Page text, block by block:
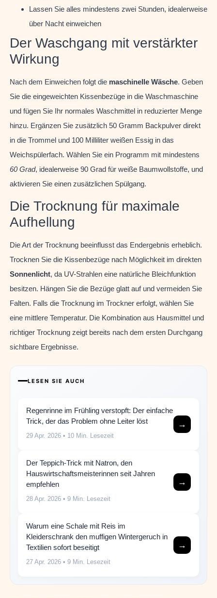
Lassen Sie alles mindestens zwei Stunden, idealerweise
über Nacht einweichen
Der Waschgang mit verstärkter
Wirkung
Nach dem Einweichen folgt die maschinelle Wäsche. Geben
Sie die eingeweichten Kissenbezüge in die Waschmaschine
und fügen Sie Ihr normales Waschmittel in reduzierter Menge
hinzu. Ergänzen Sie zusätzlich 50 Gramm Backpulver direkt
in die Trommel und 100 Milliliter weißen Essig in das
Weichspülerfach. Wählen Sie ein Programm mit mindestens
60 Grad, idealerweise 90 Grad für weiße Baumwollstoffe, und
aktivieren Sie einen zusätzlichen Spülgang.
Die Trocknung für maximale
Aufhellung
Die Art der Trocknung beeinflusst das Endergebnis erheblich.
Trocknen Sie die Kissenbezüge nach Möglichkeit im direkten
Sonnenlicht, da UV-Strahlen eine natürliche Bleichfunktion
besitzen. Hängen Sie die Bezüge glatt auf und vermeiden Sie
Falten. Falls die Trocknung im Trockner erfolgt, wählen Sie
eine mittlere Temperatur. Die Kombination aus Hausmittel und
richtiger Trocknung zeigt bereits nach dem ersten Durchgang
sichtbare Ergebnisse.
LESEN SIE AUCH
Regenrinne im Frühling verstopft: Der einfache
Trick, der das Problem ohne Leiter löst
29 Apr. 2026 • 10 Min. Lesezeit
→
Der Teppich-Trick mit Natron, den
Hauswirtschaftsmeisterinnen seit Jahren
empfehlen
28 Apr. 2026 • 9 Min. Lesezeit
→
Warum eine Schale mit Reis im
Kleiderschrank den muffigen Wintergeruch in
Textilien sofort beseitigt
27 Apr. 2026 • 9 Min. Lesezeit
→